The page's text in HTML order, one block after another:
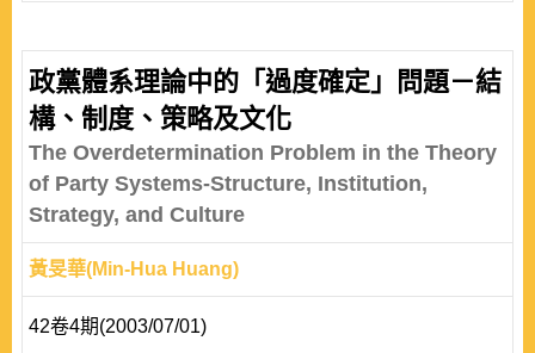
gradual decline of factions within the LDP while the
elevated. However, this paper argues that if LDP's
nomination process in the new electoral system still
w..
政黨體系理論中的「過度確定」問題－結
構、制度、策略及文化
The Overdetermination Problem in the Theory
of Party Systems-Structure, Institution,
Strategy, and Culture
黃旻華(Min-Hua Huang)
42卷4期(2003/07/01)